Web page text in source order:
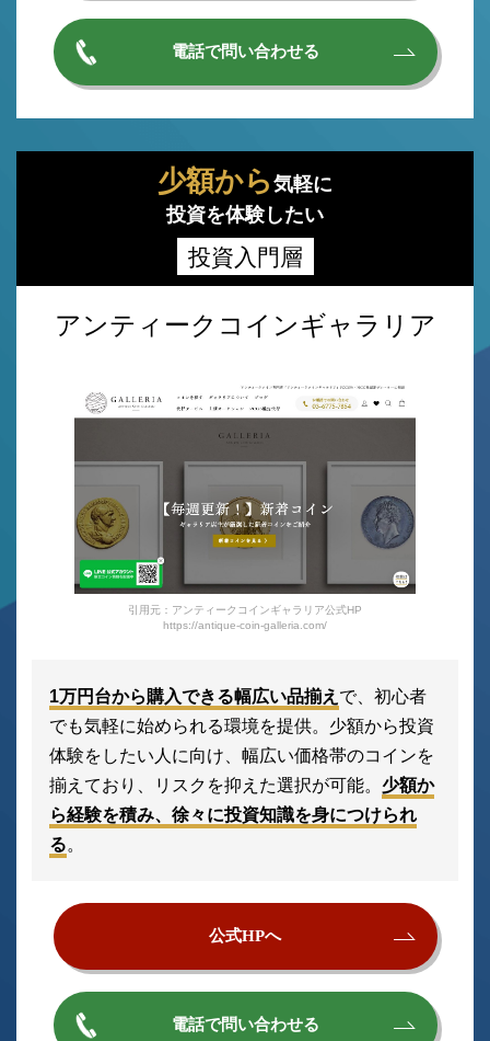
電話で問い合わせる
少額から 気軽に
投資を体験したい
投資入門層
アンティークコインギャラリア
引用元：アンティークコインギャラリア公式HP
https://antique-coin-galleria.com/
1万円台から購入できる幅広い品揃え で、初心者
でも気軽に始められる環境を提供。少額から投資
体験をしたい人に向け、幅広い価格帯のコインを
揃えており、リスクを抑えた選択が可能。 少額か
ら経験を積み、徐々に投資知識を身につけられ
る。
公式HPへ
電話で問い合わせる